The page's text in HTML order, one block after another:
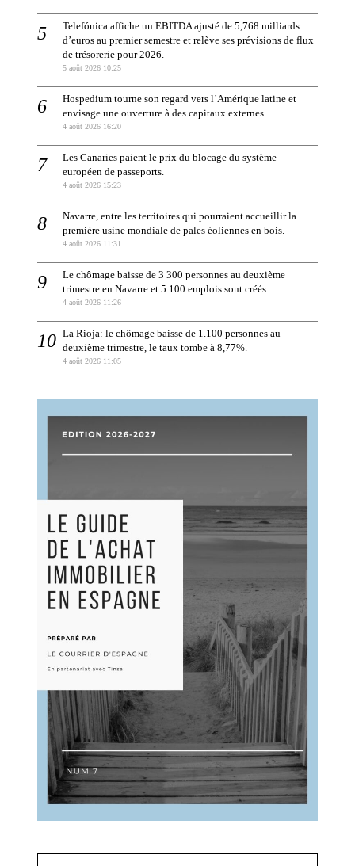
Telefónica affiche un EBITDA ajusté de 5,768 milliards
d’euros au premier semestre et relève ses prévisions de flux
de trésorerie pour 2026.
5 août 2026 10:25
Hospedium tourne son regard vers l’Amérique latine et
envisage une ouverture à des capitaux externes.
4 août 2026 16:20
Les Canaries paient le prix du blocage du système
européen de passeports.
4 août 2026 15:23
Navarre, entre les territoires qui pourraient accueillir la
première usine mondiale de pales éoliennes en bois.
4 août 2026 11:31
Le chômage baisse de 3 300 personnes au deuxième
trimestre en Navarre et 5 100 emplois sont créés.
4 août 2026 11:26
La Rioja: le chômage baisse de 1.100 personnes au
deuxième trimestre, le taux tombe à 8,77%.
4 août 2026 11:05